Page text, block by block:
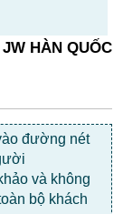
HÀN QUỐC
đường nét
và không
bộ khách